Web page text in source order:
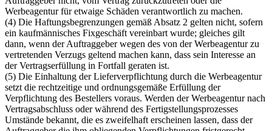
Werbeagentur für etwaige Schäden verantwortlich zu machen.
(4) Die Haftungsbegrenzungen gemäß Absatz 2 gelten nicht, sofern
ein kaufmännisches Fixgeschäft vereinbart wurde; gleiches gilt
dann, wenn der Auftraggeber wegen des von der Werbeagentur zu
vertretenden Verzugs geltend machen kann, dass sein Interesse an
der Vertragserfüllung in Fortfall geraten ist.
(5) Die Einhaltung der Lieferverpflichtung durch die Werbeagentur
setzt die rechtzeitige und ordnungsgemäße Erfüllung der
Verpflichtung des Bestellers voraus. Werden der Werbeagentur nach
Vertragsabschluss oder während des Fertigstellungsprozesses
Umstände bekannt, die es zweifelhaft erscheinen lassen, dass der